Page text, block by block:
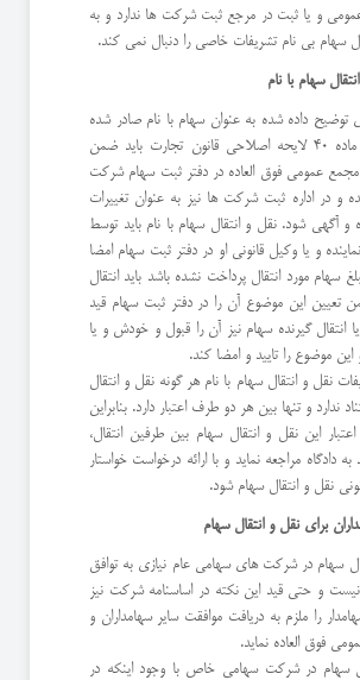
و یا ثبت در مرجع ثبت شرکت ها ندارد و به
سهام بی نام تشریفات خاصی را دنبال نمی کند.
سهام با نام
توضیح داده شده به عنوان سهام با نام صادر شده
باشد مطابق با ماده 40 لایحه اصلاحی قانون تجارت باید ضمن
مجمع عمومی فوق العاده در دفتر ثبت سهام شرکت
و در اداره ثبت شرکت ها نیز به عنوان تغییرات
آگهی شود. نقل و انتقال سهام با نام باید توسط
و یا وکیل قانونی او در دفتر ثبت سهام امضا
سهام مورد انتقال پرداخت نشده باشد باید انتقال
تعیین این موضوع آن را در دفتر ثبت سهام قید
انتقال گیرنده سهام نیز آن را قبول و خودش و یا
این موضوع را تایید و امضا کند.
نقل و انتقال سهام با نام هر گونه نقل و انتقال
ندارد و تنها بین هر دو طرف اعتبار دارد. بنابراین
این نقل و انتقال سهام بین طرفین انتقال،
به دادگاه مراجعه نماید و با ارائه درخواست خواستار
نقل و انتقال سهام شود.
برای نقل و انتقال سهام
سهام در شرکت های سهامی عام نیازی به توافق
نیست و حتی قید این نکته در اساسنامه شرکت نیز
را ملزم به دریافت موافقت سایر سهامداران و
فوق العاده نماید.
سهام در شرکت سهامی خاص با وجود اینکه در